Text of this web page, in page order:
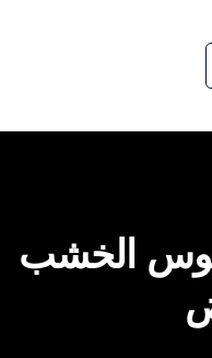
الخشب